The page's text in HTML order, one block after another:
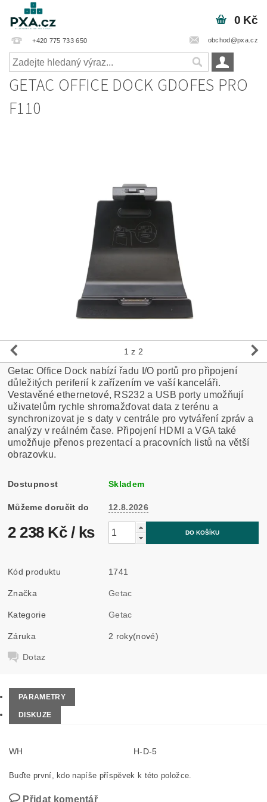
+420 775 733 650 obchod@pxa.cz
0 Kč
GETAC OFFICE DOCK GDOFES PRO
F110
1 z 2
Getac Office Dock nabízí řadu I/O portů pro připojení
důležitých periferií k zařízením ve vaší kanceláři.
Vestavěné ethernetové, RS232 a USB porty umožňují
uživatelům rychle shromažďovat data z terénu a
synchronizovat je s daty v centrále pro vytváření zpráv a
analýzy v reálném čase. Připojení HDMI a VGA také
umožňuje přenos prezentací a pracovních listů na větší
obrazovku.
Dostupnost Skladem
Můžeme doručit do 12.8.2026
2 238 Kč / ks
Kód produktu 1741
Značka Getac
Kategorie Getac
Záruka 2 roky(nové)
Dotaz
PARAMETRY
DISKUZE
WH H-D-5
Buďte první, kdo napíše příspěvek k této položce.
Přidat komentář